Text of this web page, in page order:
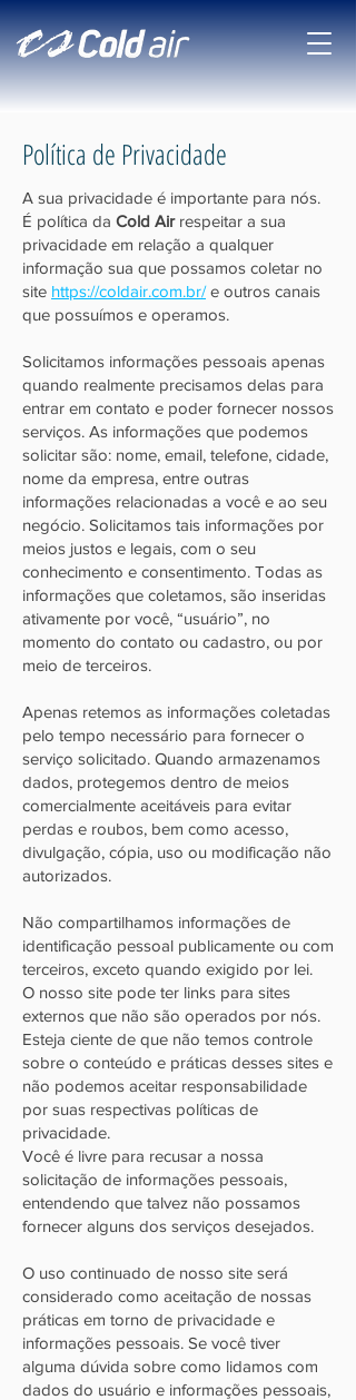
Política de Privacidade
A sua privacidade é importante para nós.
É política da Cold Airrespeitar a sua
privacidade em relação a qualquer
informação sua que possamos coletar no
site https://coldair.com.br/ e outros canais
que possuímos e operamos.
Solicitamos informações pessoais apenas
quando realmente precisamos delas para
entrar em contato e poder fornecer nossos
serviços. As informações que podemos
solicitar são: nome, email, telefone, cidade,
nome da empresa, entre outras
informações relacionadas a você e ao seu
negócio. Solicitamos tais informações por
meios justos e legais, com o seu
conhecimento e consentimento. Todas as
informações que coletamos, são inseridas
ativamente por você, “usuário”, no
momento do contato ou cadastro, ou por
meio de terceiros.
Apenas retemos as informações coletadas
pelo tempo necessário para fornecer o
serviço solicitado. Quando armazenamos
dados, protegemos dentro de meios
comercialmente aceitáveis ​​para evitar
perdas e roubos, bem como acesso,
divulgação, cópia, uso ou modificação não
autorizados.
Não compartilhamos informações de
identificação pessoal publicamente ou com
terceiros, exceto quando exigido por lei.
O nosso site pode ter links para sites
externos que não são operados por nós.
Esteja ciente de que não temos controle
sobre o conteúdo e práticas desses sites e
não podemos aceitar responsabilidade
por suas respectivas políticas de
privacidade.
Você é livre para recusar a nossa
solicitação de informações pessoais,
entendendo que talvez não possamos
fornecer alguns dos serviços desejados.
O uso continuado de nosso site será
considerado como aceitação de nossas
práticas em torno de privacidade e
informações pessoais. Se você tiver
alguma dúvida sobre como lidamos com
dados do usuário e informações pessoais,